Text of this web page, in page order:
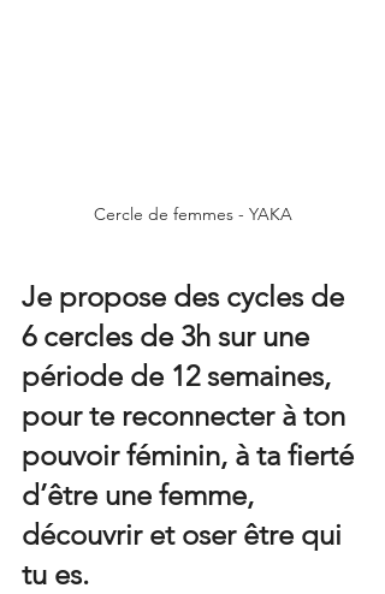
Cercle de femmes - YAKA
Je propose des cycles de
6 cercles de 3h sur une
période de 12 semaines,
pour te reconnecter à ton
pouvoir féminin, à ta fierté
d’être une femme,
découvrir et oser être qui
tu es.